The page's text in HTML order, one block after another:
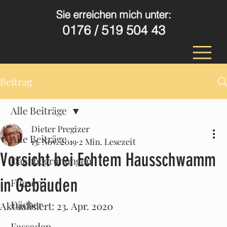
Sie erreichen mich unter:
0176 /519 504 43
Beitrag
Alle Beiträge
Dachbegrünungen
Fliesen
Dächer
Alle Beiträge
Vorsicht bei Echtem Hausschwamm
in Gebäuden
Dieter Pregizer
13. Nov. 2019 2 Min. Lesezeit
Aktualisiert: 23. Apr. 2020